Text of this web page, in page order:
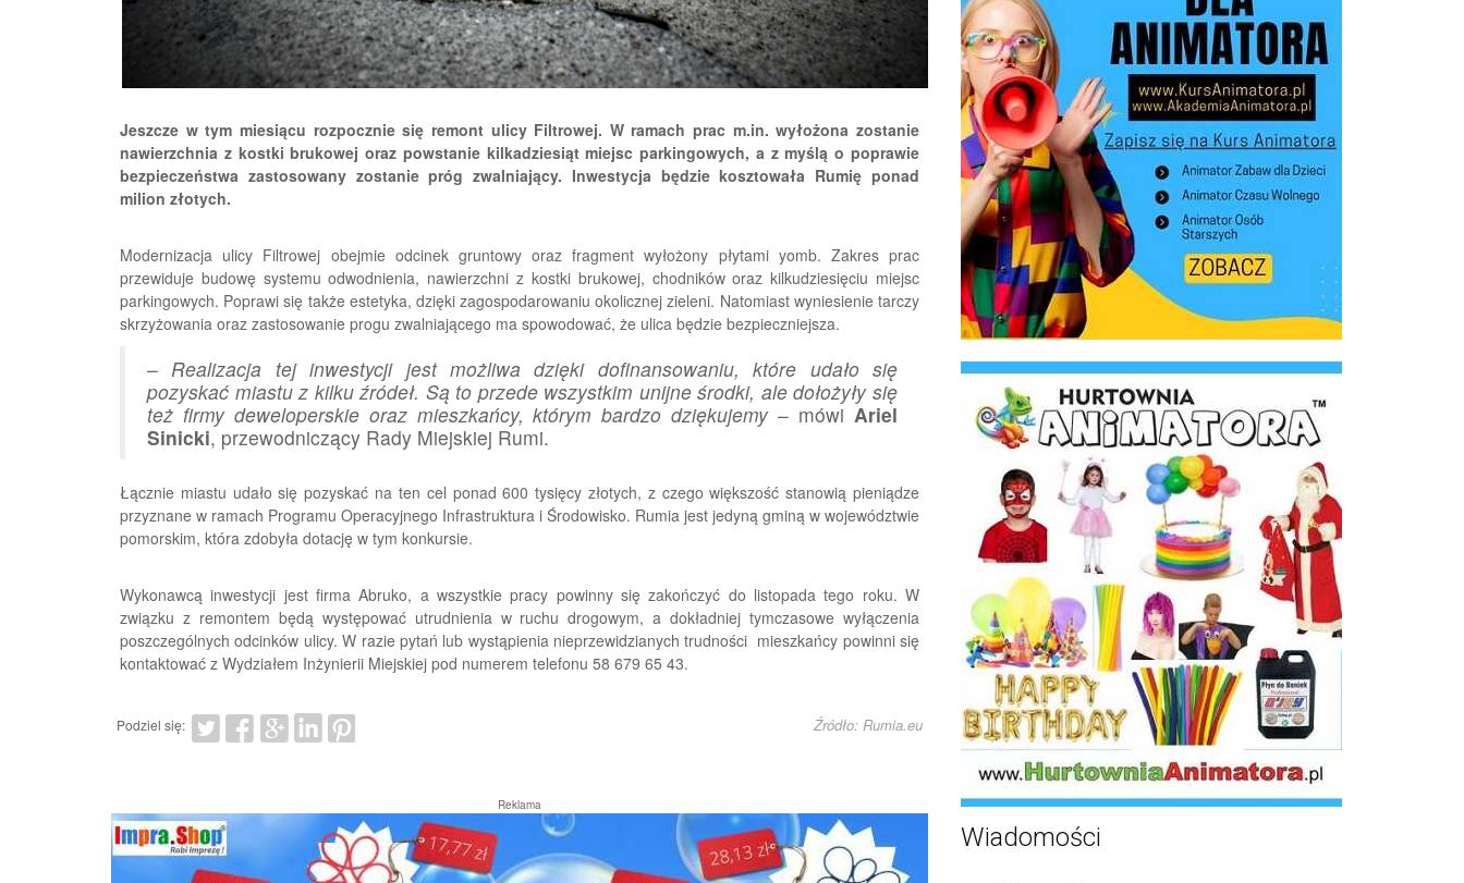
Jeszcze w tym miesiącu rozpocznie się remont ulicy Filtrowej. W ramach prac m.in. wyłożona zostanie
nawierzchnia z kostki brukowej oraz powstanie kilkadziesiąt miejsc parkingowych, a z myślą o poprawie
bezpieczeństwa zastosowany zostanie próg zwalniający. Inwestycja będzie kosztowała Rumię ponad
milion złotych.
Modernizacja ulicy Filtrowej obejmie odcinek gruntowy oraz fragment wyłożony płytami yomb. Zakres prac
przewiduje budowę systemu odwodnienia, nawierzchni z kostki brukowej, chodników oraz kilkudziesięciu miejsc
parkingowych. Poprawi się także estetyka, dzięki zagospodarowaniu okolicznej zieleni. Natomiast wyniesienie tarczy
skrzyżowania oraz zastosowanie progu zwalniającego ma spowodować, że ulica będzie bezpieczniejsza.
– Realizacja tej inwestycji jest możliwa dzięki dofinansowaniu, które udało się
pozyskać miastu z kilku źródeł. Są to przede wszystkim unijne środki, ale dołożyły się
też firmy deweloperskie oraz mieszkańcy, którym bardzo dziękujemy– mówiAriel
Sinicki, przewodniczący Rady Miejskiej Rumi.
Łącznie miastu udało się pozyskać na ten cel ponad 600 tysięcy złotych, z czego większość stanowią pieniądze
przyznane w ramach Programu Operacyjnego Infrastruktura i Środowisko. Rumia jest jedyną gminą w województwie
pomorskim, która zdobyła dotację w tym konkursie.
Wykonawcą inwestycji jest firma Abruko, a wszystkie pracy powinny się zakończyć do listopada tego roku. W
związku z remontem będą występować utrudnienia w ruchu drogowym, a dokładniej tymczasowe wyłączenia
poszczególnych odcinków ulicy. W razie pytań lub wystąpienia nieprzewidzianych trudności mieszkańcy powinni się
kontaktować z Wydziałem Inżynierii Miejskiej pod numerem telefonu 58 679 65 43.
Podziel się: Źródło: Rumia.eu
Reklama
Wiadomości